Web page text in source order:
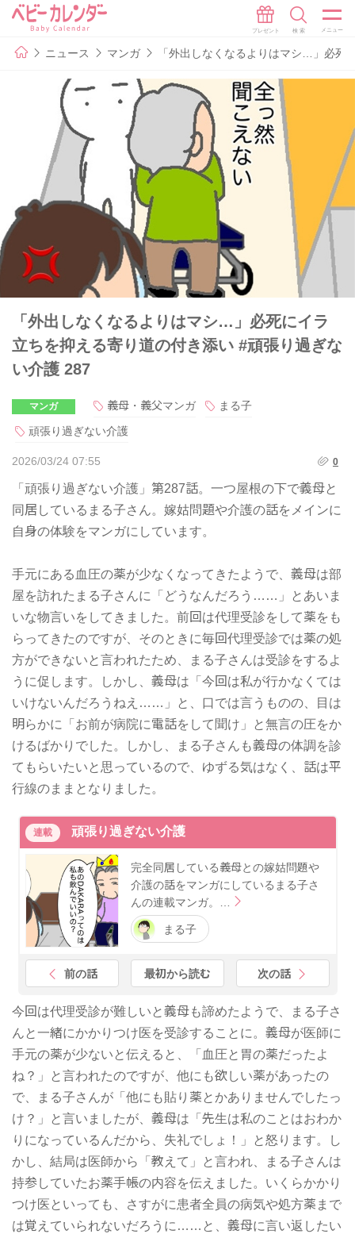
ニュース マンガ 「外出しなくなるよりはマシ…」必死
「外出しなくなるよりはマシ…」必死にイラ
立ちを抑える寄り道の付き添い #頑張り過ぎな
い介護 287
マンガ 義母・義父マンガ
まる子
頑張り過ぎない介護
2026/03/24 07:55 0
「頑張り過ぎない介護」第287話。一つ屋根の下で義母と
同居しているまる子さん。嫁姑問題や介護の話をメインに
自身の体験をマンガにしています。
手元にある血圧の薬が少なくなってきたようで、義母は部
屋を訪れたまる子さんに「どうなんだろう……」とあいま
いな物言いをしてきました。前回は代理受診をして薬をも
らってきたのですが、そのときに毎回代理受診では薬の処
方ができないと言われたため、まる子さんは受診をするよ
うに促します。しかし、義母は「今回は私が行かなくては
いけないんだろうねえ……」と、口では言うものの、目は
明らかに「お前が病院に電話をして聞け」と無言の圧をか
けるばかりでした。しかし、まる子さんも義母の体調を診
てもらいたいと思っているので、ゆずる気はなく、話は平
行線のままとなりました。
連載 頑張り過ぎない介護
完全同居している義母との嫁姑問題や
介護の話をマンガにしているまる子さ
んの連載マンガ。…
まる子
前の話 最初から読む 次の話
今回は代理受診が難しいと義母も諦めたようで、まる子さ
んと一緒にかかりつけ医を受診することに。義母が医師に
手元の薬が少ないと伝えると、「血圧と胃の薬だったよ
ね？」と言われたのですが、他にも欲しい薬があったの
で、まる子さんが「他にも貼り薬とかありませんでしたっ
け？」と言いましたが、義母は「先生は私のことはおわか
りになっているんだから、失礼でしょ！」と怒ります。し
かし、結局は医師から「教えて」と言われ、まる子さんは
持参していたお薬手帳の内容を伝えました。いくらかかり
つけ医といっても、さすがに患者全員の病気や処方薬まで
は覚えていられないだろうに……と、義母に言い返したい